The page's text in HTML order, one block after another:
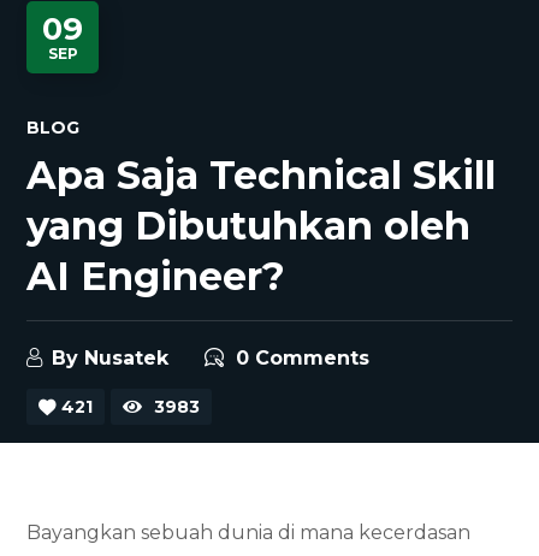
09
SEP
BLOG
Apa Saja Technical Skill
yang Dibutuhkan oleh
AI Engineer?
By Nusatek 0 Comments
421 3983
Bayangkan sebuah dunia di mana kecerdasan